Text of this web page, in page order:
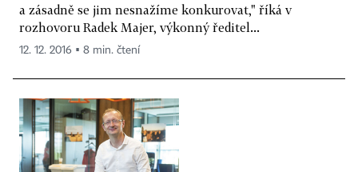
a zásadně se jim nesnažíme konkurovat," říká v
rozhovoru Radek Majer, výkonný ředitel...
12. 12. 2016 ▪ 8 min. čtení